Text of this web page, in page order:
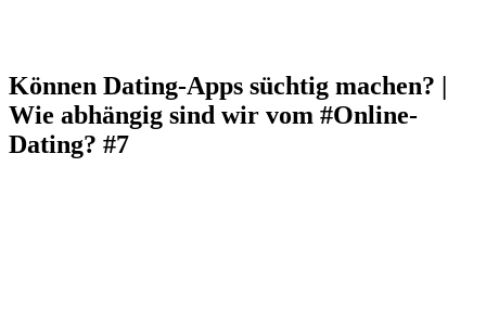
Können Dating-Apps süchtig machen? |
Wie abhängig sind wir vom #Online-
Dating? #7